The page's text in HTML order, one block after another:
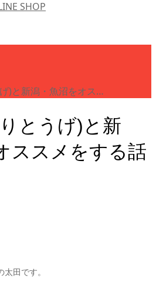
)と新潟・魚沼をオス…
とうげ)と新
ススメをする話
田です。